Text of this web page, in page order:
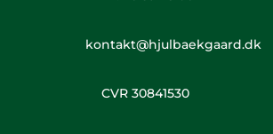
kontakt@hjulbaekgaard.dk
CVR 30841530